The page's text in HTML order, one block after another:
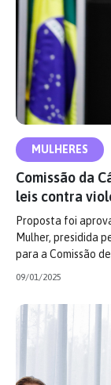
MULHERES
Comissão da
leis contra
Proposta foi
Mulher, presidida
para a Comissão
09/01/2025